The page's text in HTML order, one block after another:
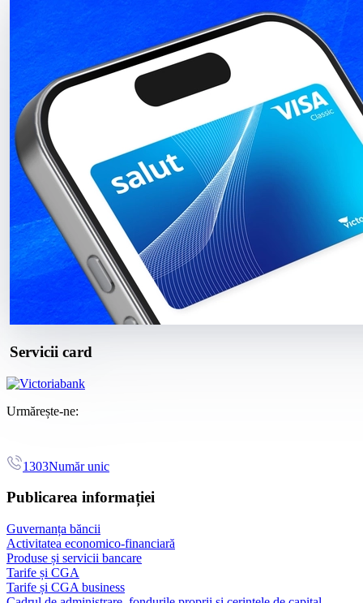
Servicii card
Urmărește-ne:
1303Număr unic
Publicarea informației
Guvernanța băncii
Activitatea economico-financiară
Produse și servicii bancare
Tarife și CGA
Tarife și CGA business